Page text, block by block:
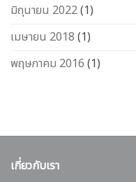
มิถุนายน 2022(1)
เมษายน 2018 (1)
พฤษภาคม 2016 (1)
เกี่ยวกับเรา